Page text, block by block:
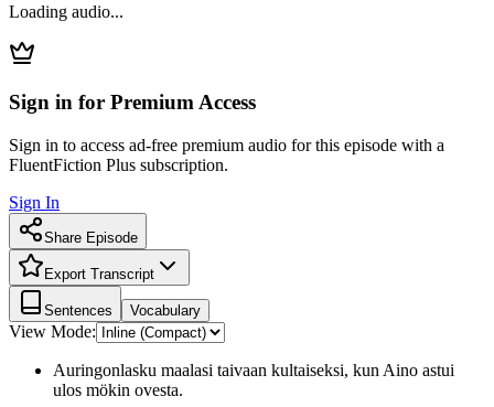
Loading audio...
Sign in for Premium Access
Sign in to access ad-free premium audio for this episode with a
FluentFiction Plus subscription.
Sign In
Share Episode
Export Transcript
Sentences Vocabulary
View Mode:
Auringonlasku maalasi taivaan kultaiseksi, kun Aino astui
ulos mökin ovesta.